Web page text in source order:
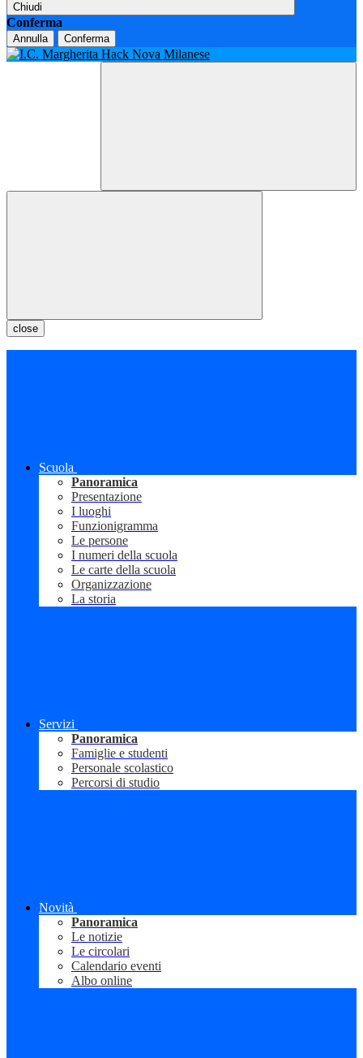
Chiudi
Conferma
Annulla Conferma
close
Scuola
Panoramica
Presentazione
I luoghi
Funzionigramma
Le persone
I numeri della scuola
Le carte della scuola
Organizzazione
La storia
Servizi
Panoramica
Famiglie e studenti
Personale scolastico
Percorsi di studio
Novità
Panoramica
Le notizie
Le circolari
Calendario eventi
Albo online